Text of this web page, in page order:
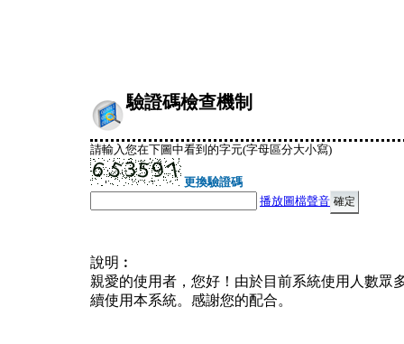
驗證碼檢查機制
請輸入您在下圖中看到的字元(字母區分大小寫)
更換驗證碼
播放圖檔聲音
說明︰
親愛的使用者，您好！由於目前系統使用人數眾
續使用本系統。感謝您的配合。